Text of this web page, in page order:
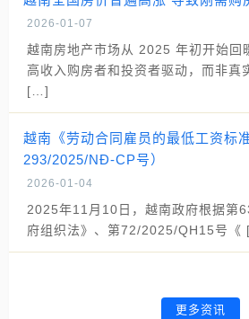
2026-01-07
越南房地产市场从 2025 年初开始回
高收入购房者和投资者驱动，而非真
[…]
越南《劳动合同雇员的最低工资标
293/2025/NĐ-CP号）
2026-01-04
2025年11月10日，越南政府根据第
府组织法》、第72/2025/QH15号
更多资讯